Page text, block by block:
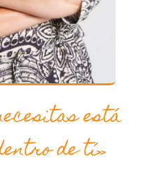
está
de tí»